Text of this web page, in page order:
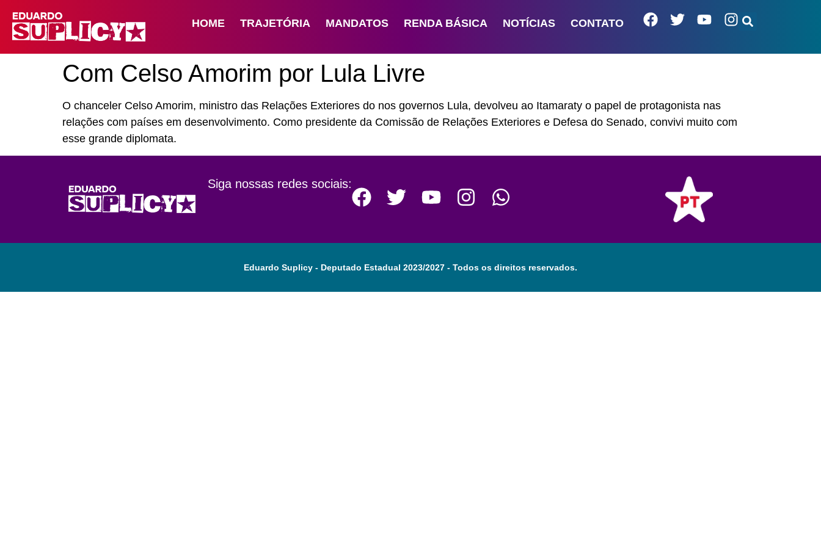
HOME TRAJETÓRIA MANDATOS RENDA BÁSICA NOTÍCIAS CONTATO
Com Celso Amorim por Lula Livre
O chanceler Celso Amorim, ministro das Relações Exteriores do nos governos Lula, devolveu ao Itamaraty o papel de protagonista nas
relações com países em desenvolvimento. Como presidente da Comissão de Relações Exteriores e Defesa do Senado, convivi muito com
esse grande diplomata.
Siga nossas redes sociais:
Eduardo Suplicy - Deputado Estadual 2023/2027 - Todos os direitos reservados.